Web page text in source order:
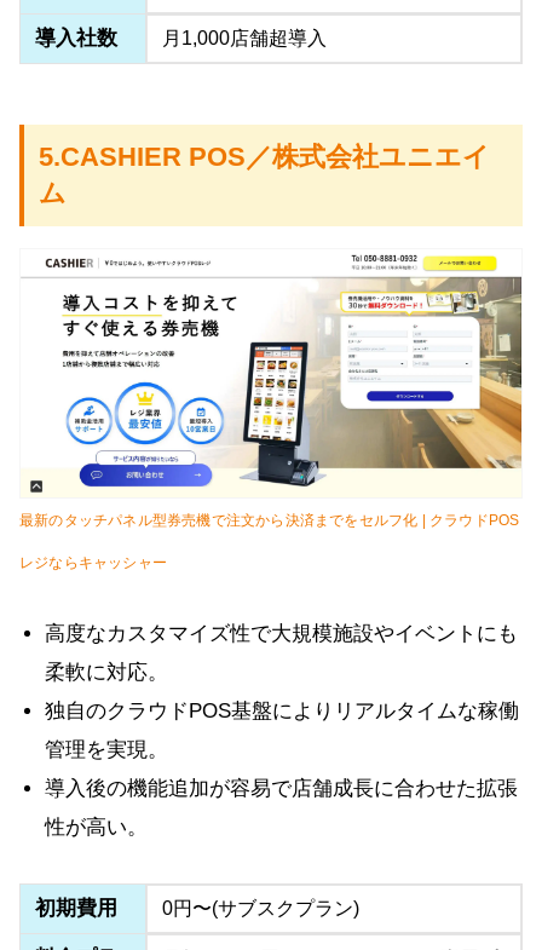
導入社数 月1,000店舗超導入
5.CASHIER POS／株式会社ユニエイ
ム
最新のタッチパネル型券売機で注文から決済までをセルフ化 | クラウドPOS
レジならキャッシャー
高度なカスタマイズ性で大規模施設やイベントにも
柔軟に対応。
独自のクラウドPOS基盤によりリアルタイムな稼働
管理を実現。
導入後の機能追加が容易で店舗成長に合わせた拡張
性が高い。
初期費用 0円〜(サブスクプラン)